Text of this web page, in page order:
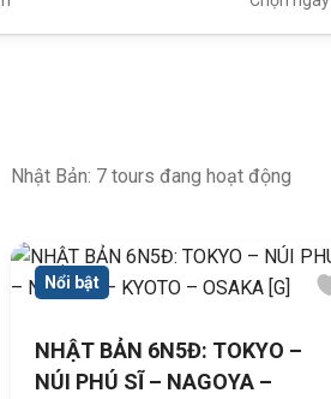
Nhật Bản: 7 tours đang hoạt động
Nổi bật
NHẬT BẢN 6N5Đ: TOKYO –
NÚI PHÚ SĨ – NAGOYA –